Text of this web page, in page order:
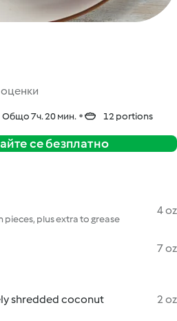
Общо 7ч. 20 мин. 12 portions
се безплатно
plus extra to grease
4 oz
7 oz
shredded coconut
2 oz